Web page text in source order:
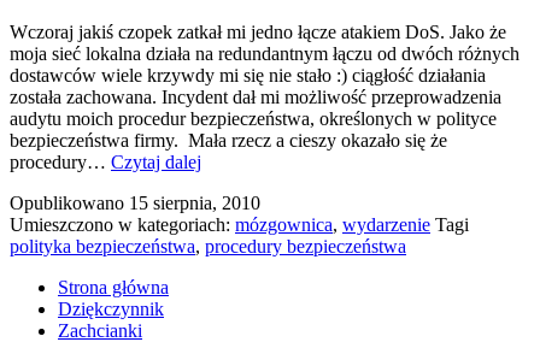
Wczoraj jakiś czopek zatkał mi jedno łącze atakiem DoS. Jako że
moja sieć lokalna działa na redundantnym łączu od dwóch różnych
dostawców wiele krzywdy mi się nie stało :) ciągłość działania
została zachowana. Incydent dał mi możliwość przeprowadzenia
audytu moich procedur bezpieczeństwa, określonych w polityce
bezpieczeństwa firmy. Mała rzecz a cieszy okazało się że
procedury… Czytaj dalej
zabije
to
wzmocni
Opublikowano 15 sierpnia, 2010
Umieszczono w kategoriach: mózgownica, wydarzenie Tagi
polityka bezpieczeństwa, procedury bezpieczeństwa
Strona główna
Dziękczynnik
Zachcianki